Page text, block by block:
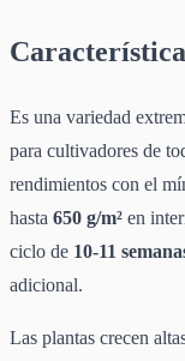
Es una variedad
para cultivadores de
rendimientos con el
hasta 650 g/m² en
ciclo de 10-11
adicional.
Las plantas crecen